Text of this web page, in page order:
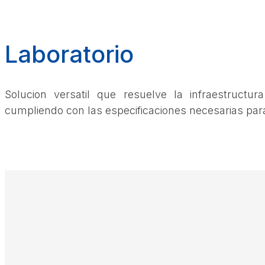
Laboratorio
Solucion versatil que resuelve la
cumpliendo con las especificaciones necesarias